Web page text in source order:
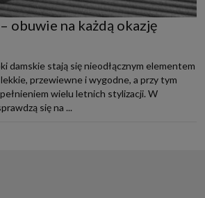
obuwie na każdą okazję
damskie stają się nieodłącznym elementem
przewiewne i wygodne, a przy tym
wielu letnich stylizacji. W
się na ...